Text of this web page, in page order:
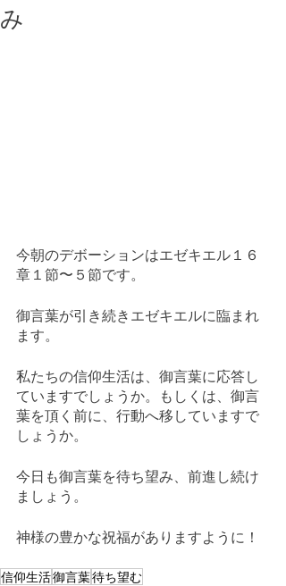
み
今朝のデボーションはエゼキエル１６
章１節〜５節です。
御言葉が引き続きエゼキエルに臨まれ
ます。
私たちの信仰生活は、御言葉に応答し
ていますでしょうか。もしくは、御言
葉を頂く前に、行動へ移していますで
しょうか。
今日も御言葉を待ち望み、前進し続け
ましょう。
神様の豊かな祝福がありますように！
信仰生活御言葉待ち望む